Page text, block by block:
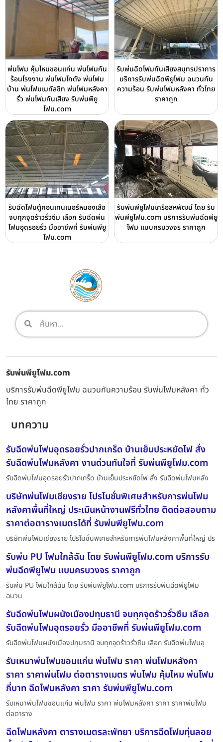
พ่นโฟม คุ้มไหมขอนแก่น พ่นโฟมกัน
ร้อนโรงงาน พ่นโฟมโกดัง พ่นโฟม
บ้าน พ่นโฟมเมทัลชีท พ่นโฟมหลังคา
รั่ว พ่นโฟมกันเสียง รับพ่นพียู
โฟม.com
รับพ่นฉีดโฟมกันเสียงสมุทรปราการ
บริการรับพ่นฉีดพียูโฟม ฉนวนกัน
ความร้อน รับพ่นโฟมหลังคา ทั่วไทย
ราคาถูก
รับฉีดโฟมตู้คอนเทนเนอร์หนองเสือ
จบทุกจุดร้าวรั่วซึม เลือก รับฉีดพ่น
โฟมอุดรอยรั่ว มืออาชีพที่ รับพ่นพียู
โฟม.com
รับพ่นพียูโฟมเครือสหพัฒน์ โดย รับ
พ่นพียูโฟม.com บริการรับพ่นฉีดพียู
โฟม แบบครบวงจร ราคาถูก
รับพ่นพียูโฟม.com
บริการรับพ่นฉีดพียูโฟม ฉนวนกันความร้อน รับพ่นโฟมหลังคา ทั่ว
ไทย ราคาถูก
บทความ
รับฉีดพ่นโฟมอุดรอยรั่วปากเกร็ด บ้านเย็นประหยัดไฟ สั่ง
รับฉีดพ่นโฟมหลังคา งานด่วนทันใจที่ รับพ่นพียูโฟม.com
รับฉีดพ่นโฟมอุดรอยรั่วปากเกร็ด บ้านเย็นประหยัดไฟ สั่ง รับฉีดพ่นโฟมหลัง
บริษัทพ่นโฟมเชียงราย โปรโมชั่นพิเศษสำหรับการพ่นโฟม
หลังคาพื้นที่ใหญ่ ประเมินหน้างานฟรีทั่วไทย ติดต่อสอบถาม
ราคาต่อตารางเมตรได้ที่ รับพ่นพียูโฟม.com
บริษัทพ่นโฟมเชียงราย โปรโมชั่นพิเศษสำหรับการพ่นโฟมหลังคาพื้นที่ใหญ่ ปร
รับพ่น PU โฟมใกล้ฉัน โดย รับพ่นพียูโฟม.com บริการรับ
พ่นฉีดพียูโฟม แบบครบวงจร ราคาถูก
รับพ่น PU โฟมใกล้ฉัน โดย รับพ่นพียูโฟม.com บริการรับพ่นฉีดพียูโฟม
ฉนวน
รับฉีดพ่นโฟมผนังเมืองปทุมธานี จบทุกจุดร้าวรั่วซึม เลือก
รับฉีดพ่นโฟมอุดรอยรั่ว มืออาชีพที่ รับพ่นพียูโฟม.com
รับฉีดพ่นโฟมผนังเมืองปทุมธานี จบทุกจุดร้าวรั่วซึม เลือก รับฉีดพ่นโฟมอุ
รับเหมาพ่นโฟมขอนแก่น พ่นโฟม ราคา พ่นโฟมหลังคา
ราคา ราคาพ่นโฟม ต่อตารางเมตร พ่นโฟม คุ้มไหม พ่นโฟม
กี่บาท ฉีดโฟมหลังคา ราคา รับพ่นพียูโฟม.com
รับเหมาพ่นโฟมขอนแก่น พ่นโฟม ราคา พ่นโฟมหลังคา ราคา ราคาพ่นโฟม
ต่อตาราง
ฉีดโฟมหลังคา ตารางเมตรละพัทยา บริการฉีดโฟมทุ่นลอย